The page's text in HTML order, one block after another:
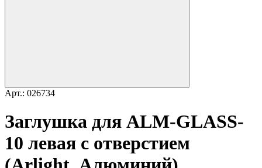
Арт.: 026734
Заглушка для ALM-GLASS-
10 левая с отверстием